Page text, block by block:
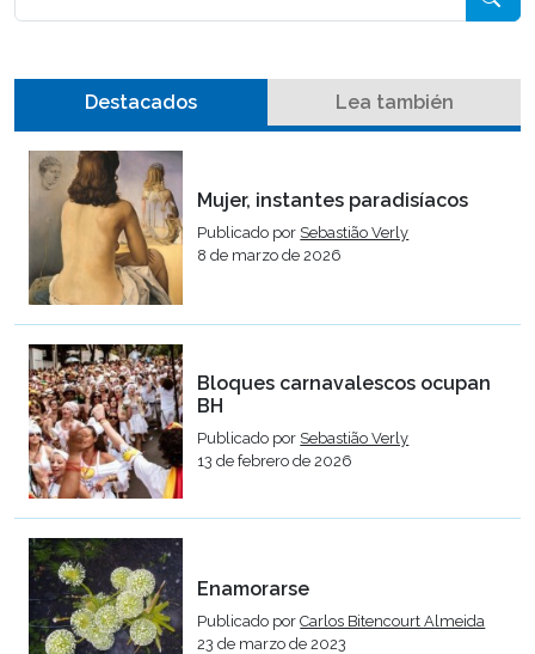
Destacados Lea también
Mujer, instantes paradisíacos
Publicado por Sebastião Verly
8 de marzo de 2026
Bloques carnavalescos ocupan
BH
Publicado por Sebastião Verly
13 de febrero de 2026
Enamorarse
Publicado porCarlos Bitencourt Almeida
23 de marzo de 2023